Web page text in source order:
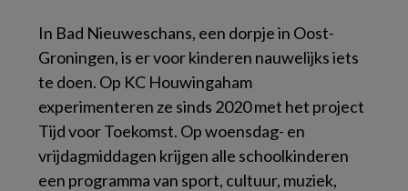
In Bad Nieuweschans, een dorpje in Oost-
Groningen, is er voor kinderen nauwelijks iets
te doen. Op KC Houwingaham
experimenteren ze sinds 2020 met het project
Tijd voor Toekomst. Op woensdag- en
vrijdagmiddagen krijgen alle schoolkinderen
een programma van sport, cultuur, muziek,